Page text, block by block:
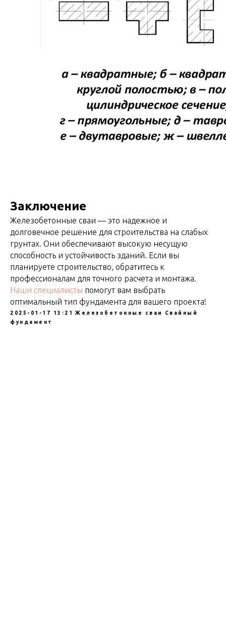
Заключение
Железобетонные сваи — это надежное и
долговечное решение для строительства на слабых
грунтах. Они обеспечивают высокую несущую
способность и устойчивость зданий. Если вы
планируете строительство, обратитесь к
профессионалам для точного расчета и монтажа.
Наши специалисты помогут вам выбрать
оптимальный тип фундамента для вашего проекта!
2025-01-17 13:21 Железобетонные сваи
Свайный
фундамент